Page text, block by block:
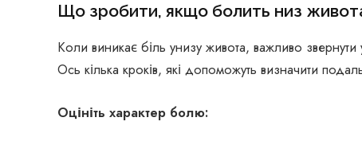
Що зробити, якщо болить низ
Коли виникає біль унизу живота, важливо звернути
Ось кілька кроків, які допоможуть визначити
Оцініть характер болю: